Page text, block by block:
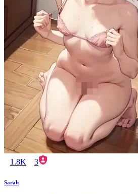
1.8K 3
Sarah